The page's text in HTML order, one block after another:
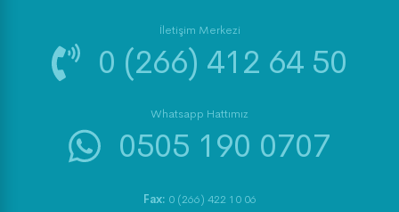
İletişim Merkezi
0 (266) 412 64 50
Whatsapp Hattımız
0505 190 0707
Fax: 0 (266) 422 10 06